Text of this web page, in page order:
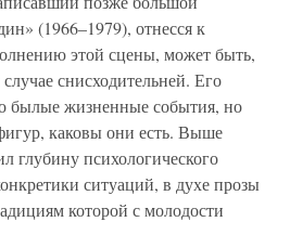
(1966–1979), отнесся к
этой сцены, может быть,
снисходительней. Его
былые жизненные события, но
каковы они есть. Выше
глубину психологического
ситуаций, в духе прозы
которой с молодости